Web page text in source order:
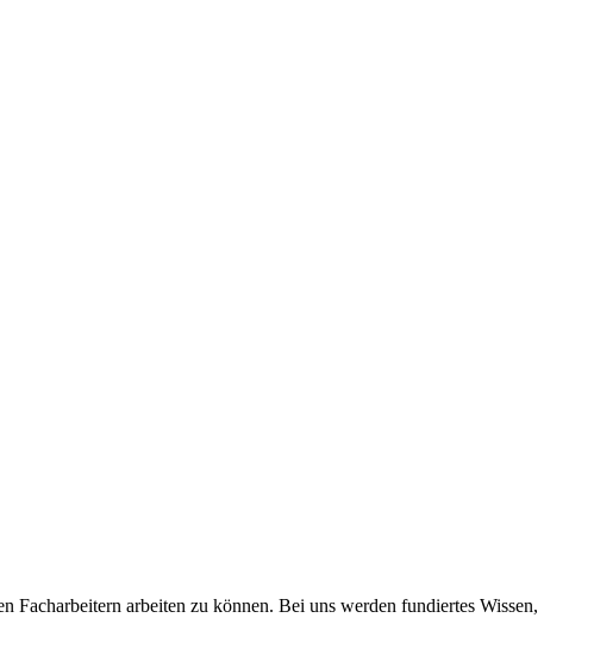
arbeiten zu können. Bei uns werden fundiertes Wissen,